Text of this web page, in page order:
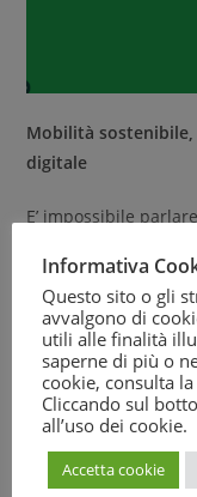
Mobilità
digitale
E’ impossibile
pochi tap sullo
monopattino
pianificare il
pubblici e servizi di
L’utilizzo delle app
più comodo e
per i propri dati
Informativa
Questo sito o gli
avvalgono di
utili alle finalità
saperne di più o
cookie, consulta la
Cliccando sul
all’uso dei cookie.
Accetta cookie